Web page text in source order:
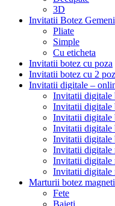
3D
Invitatii Botez Gemeni
Pliate
Simple
Cu eticheta
Invitatii botez cu poza
Invitatii botez cu 2
Invitatii digitale –
Invitatii digitale
Invitatii digitale
Invitatii digitale
Invitatii digitale
Invitatii digitale
Invitatii digitale
Invitatii digitale
Invitatii digitale
Marturii botez
Fete
Baieti